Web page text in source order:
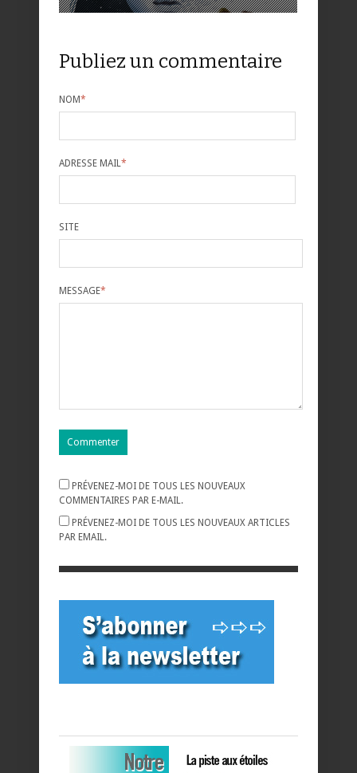
Publiez un commentaire
NOM*
ADRESSE MAIL*
SITE
MESSAGE*
PRÉVENEZ-MOI DE TOUS LES NOUVEAUX
COMMENTAIRES PAR E-MAIL.
PRÉVENEZ-MOI DE TOUS LES NOUVEAUX ARTICLES
PAR EMAIL.